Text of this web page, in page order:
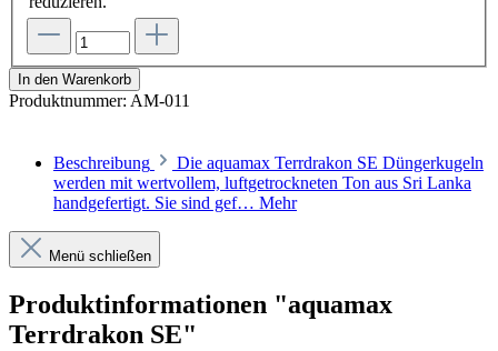
In den Warenkorb
Produktnummer: AM-011
Beschreibung
Die aquamax Terrdrakon SE Düngerkugeln
werden mit wertvollem, luftgetrockneten Ton aus Sri Lanka
handgefertigt. Sie sind gef… Mehr
Menü schließen
Produktinformationen "aquamax
Terrdrakon SE"